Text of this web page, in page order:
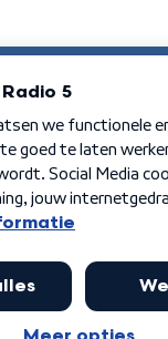
Aanmelden